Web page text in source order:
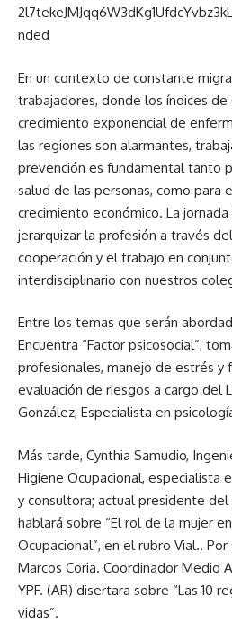
nded
En un contexto de constante
trabajadores, donde los índices de
crecimiento exponencial de
las regiones son alarmantes,
prevención es fundamental tanto
salud de las personas, como para
crecimiento económico. La
jerarquizar la profesión a través
cooperación y el trabajo en
interdisciplinario con nuestros
Entre los temas que serán
Encuentra “Factor psicosocial”,
profesionales, manejo de estrés y
evaluación de riesgos a cargo del
González, Especialista en
Más tarde, Cynthia Samudio,
Higiene Ocupacional, especialista
y consultora; actual presidente del
hablará sobre “El rol de la mujer
Ocupacional”, en el rubro Vial..
Marcos Coria. Coordinador Medio
YPF. (AR) disertara sobre “Las 10
vidas”.